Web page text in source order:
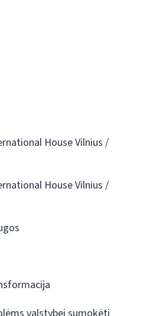
House Vilnius /
House Vilnius /